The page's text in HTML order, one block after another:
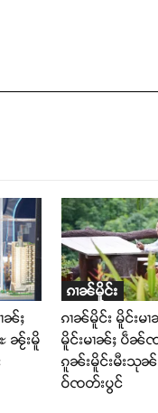
ၼ်ႈ
ၼႂ်းမိူ
ၵၢၼ်မိူင်း
ၵၢၼ်မိူင်း မိူင်းမ
မိူင်းမၢၼ်ႈ ပဵၼ်
ၵူၼ်းမိူင်းမီးသု
ဝ်ၸတ်းပွင်